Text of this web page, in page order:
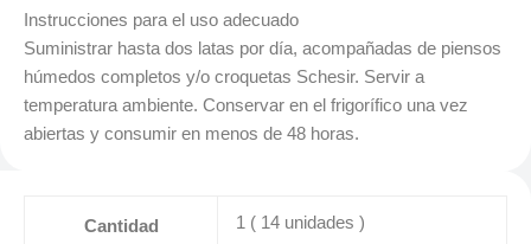
Instrucciones para el uso adecuado
Suministrar hasta dos latas por día, acompañadas de piensos
húmedos completos y/o croquetas Schesir. Servir a
temperatura ambiente. Conservar en el frigorífico una vez
abiertas y consumir en menos de 48 horas.
Cantidad 1 ( 14 unidades )